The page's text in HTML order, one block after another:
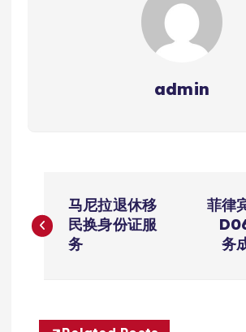
admin
章
航
马尼拉退休移
民换身份证服
务
菲律
务